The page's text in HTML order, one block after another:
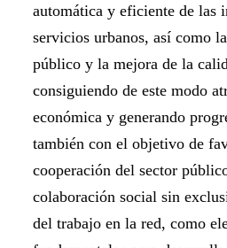
automática y eficiente de las
servicios urbanos, así como
público y la mejora de la
consiguiendo de este modo
económica y generando
también con el objetivo de
cooperación del sector
colaboración social sin
del trabajo en la red, como